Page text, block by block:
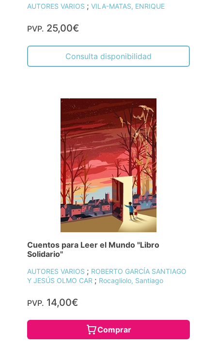
AUTORES VARIOS ; VILA-MATAS, ENRIQUE
PVP. 25,00€
Consulta disponibilidad
Cuentos para Leer el Mundo "Libro
Solidario"
AUTORES VARIOS ; ROBERTO GARCÍA SANTIAGO
Y JESÚS OLMO CAR ; Rocagliolo, Santiago
PVP. 14,00€
Comprar